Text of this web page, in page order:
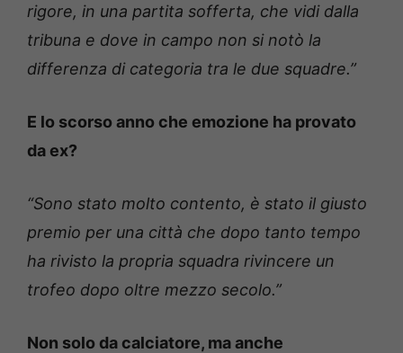
rigore, in una partita sofferta, che vidi dalla
tribuna e dove in campo non si notò la
differenza di categoria tra le due squadre.”
E lo scorso anno che emozione ha provato
da ex?
“Sono stato molto contento, è stato il giusto
premio per una città che dopo tanto tempo
ha rivisto la propria squadra rivincere un
trofeo dopo oltre mezzo secolo.”
Non solo da calciatore, ma anche